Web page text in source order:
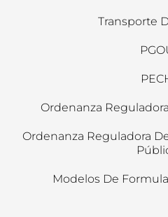
Transporte
Ordenanza
Ordenanza Reguladora
Modelos De